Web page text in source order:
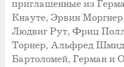
приглашенные из
Кнауте, Эрвин
Людвиг Рут, Фриц
Торнер, Альфред
Бартоломей, Герман и